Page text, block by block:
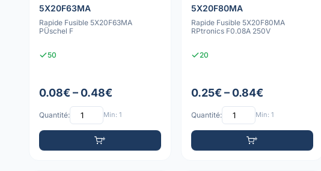
5X20F63MA
Rapide Fusible 5X20F63MA
PÜschel F
50
0.08€ – 0.48€
Quantité: Min: 1
5X20F80MA
Rapide Fusible 5X20F80MA
RPtronics F0.08A 250V
20
0.25€ – 0.84€
Quantité: Min: 1